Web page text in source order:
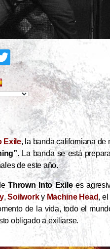
T
w
i
e
r
Exile, la banda californiana de
. La banda se está
de este año.
Thrown Into Exilees
,Soilworky Machine Head,
de la vida, todo el
obligado a exiliarse.